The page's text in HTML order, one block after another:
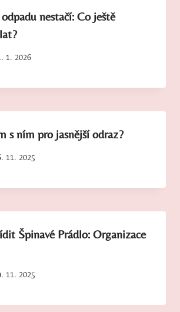
nestačí: Co ještě
1. 2026
s ním pro jasnější odraz?
11. 2025
Špinavé Prádlo: Organizace
11. 2025